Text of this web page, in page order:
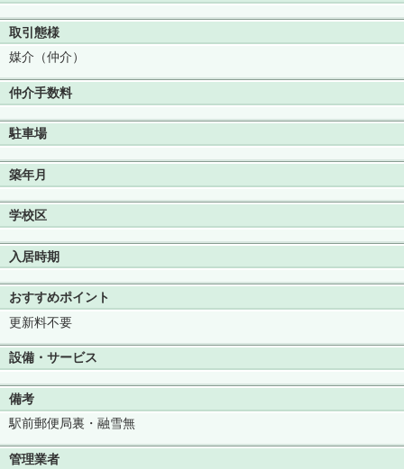
取引態様
媒介（仲介）
仲介手数料
駐車場
築年月
学校区
入居時期
おすすめポイント
更新料不要
設備・サービス
備考
駅前郵便局裏・融雪無
管理業者